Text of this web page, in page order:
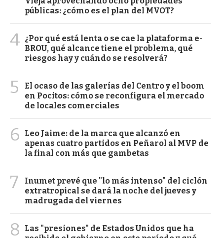
públicas: ¿cómo es el plan del MVOT?
4 ¿Por qué está lenta o se cae la plataforma e-
BROU, qué alcance tiene el problema, qué
riesgos hay y cuándo se resolverá?
5
El ocaso de las galerías del Centro y el boom
en Pocitos: cómo se reconfigura el mercado
de locales comerciales
6
Leo Jaime: de la marca que alcanzó en
apenas cuatro partidos en Peñarol al MVP de
la final con más que gambetas
7
Inumet prevé que "lo más intenso" del ciclón
extratropical se dará la noche del jueves y
madrugada del viernes
8
Las "presiones" de Estados Unidos que ha